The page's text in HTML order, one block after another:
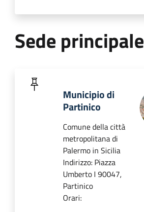
Sede principale
Municipio di
Partinico
Comune della città
metropolitana di
Palermo in Sicilia
Indirizzo: Piazza
Umberto I 90047,
Partinico
Orari: